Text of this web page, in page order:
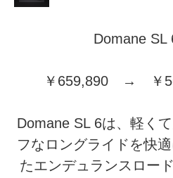
Domane SL
￥659,890 → ￥
Domane SL 6は、軽く
フなロングライドを快
たエンデュランスロー